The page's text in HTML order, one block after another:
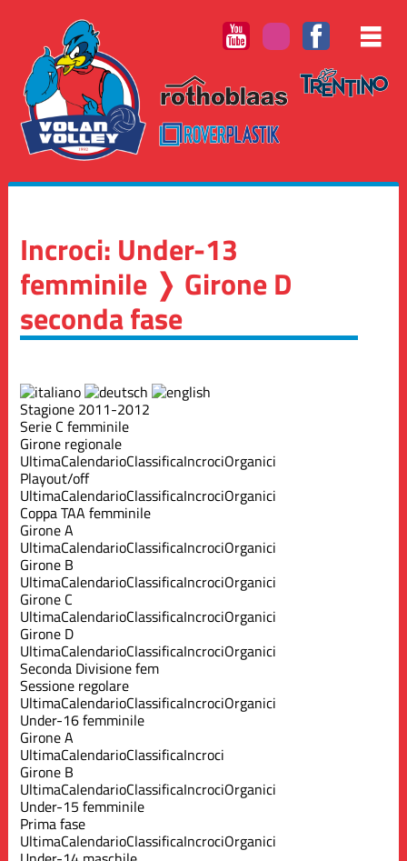
Incroci: Under-13
femminile ❭ Girone D
seconda fase
Stagione 2011-2012
Serie C femminile
Girone regionale
UltimaCalendarioClassificaIncrociOrganici
Playout/off
UltimaCalendarioClassificaIncrociOrganici
Coppa TAA femminile
Girone A
UltimaCalendarioClassificaIncrociOrganici
Girone B
UltimaCalendarioClassificaIncrociOrganici
Girone C
UltimaCalendarioClassificaIncrociOrganici
Girone D
UltimaCalendarioClassificaIncrociOrganici
Seconda Divisione fem
Sessione regolare
UltimaCalendarioClassificaIncrociOrganici
Under-16 femminile
Girone A
UltimaCalendarioClassificaIncroci
Girone B
UltimaCalendarioClassificaIncrociOrganici
Under-15 femminile
Prima fase
UltimaCalendarioClassificaIncrociOrganici